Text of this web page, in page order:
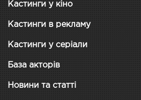
Кастинги у кіно
Кастинги в рекламу
Кастинги у серіали
База акторів
Новини та статті